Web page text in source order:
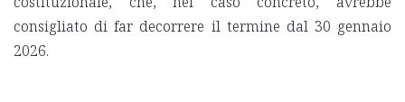
consigliato di far decorrere il termine dal 30 gennaio
2026.